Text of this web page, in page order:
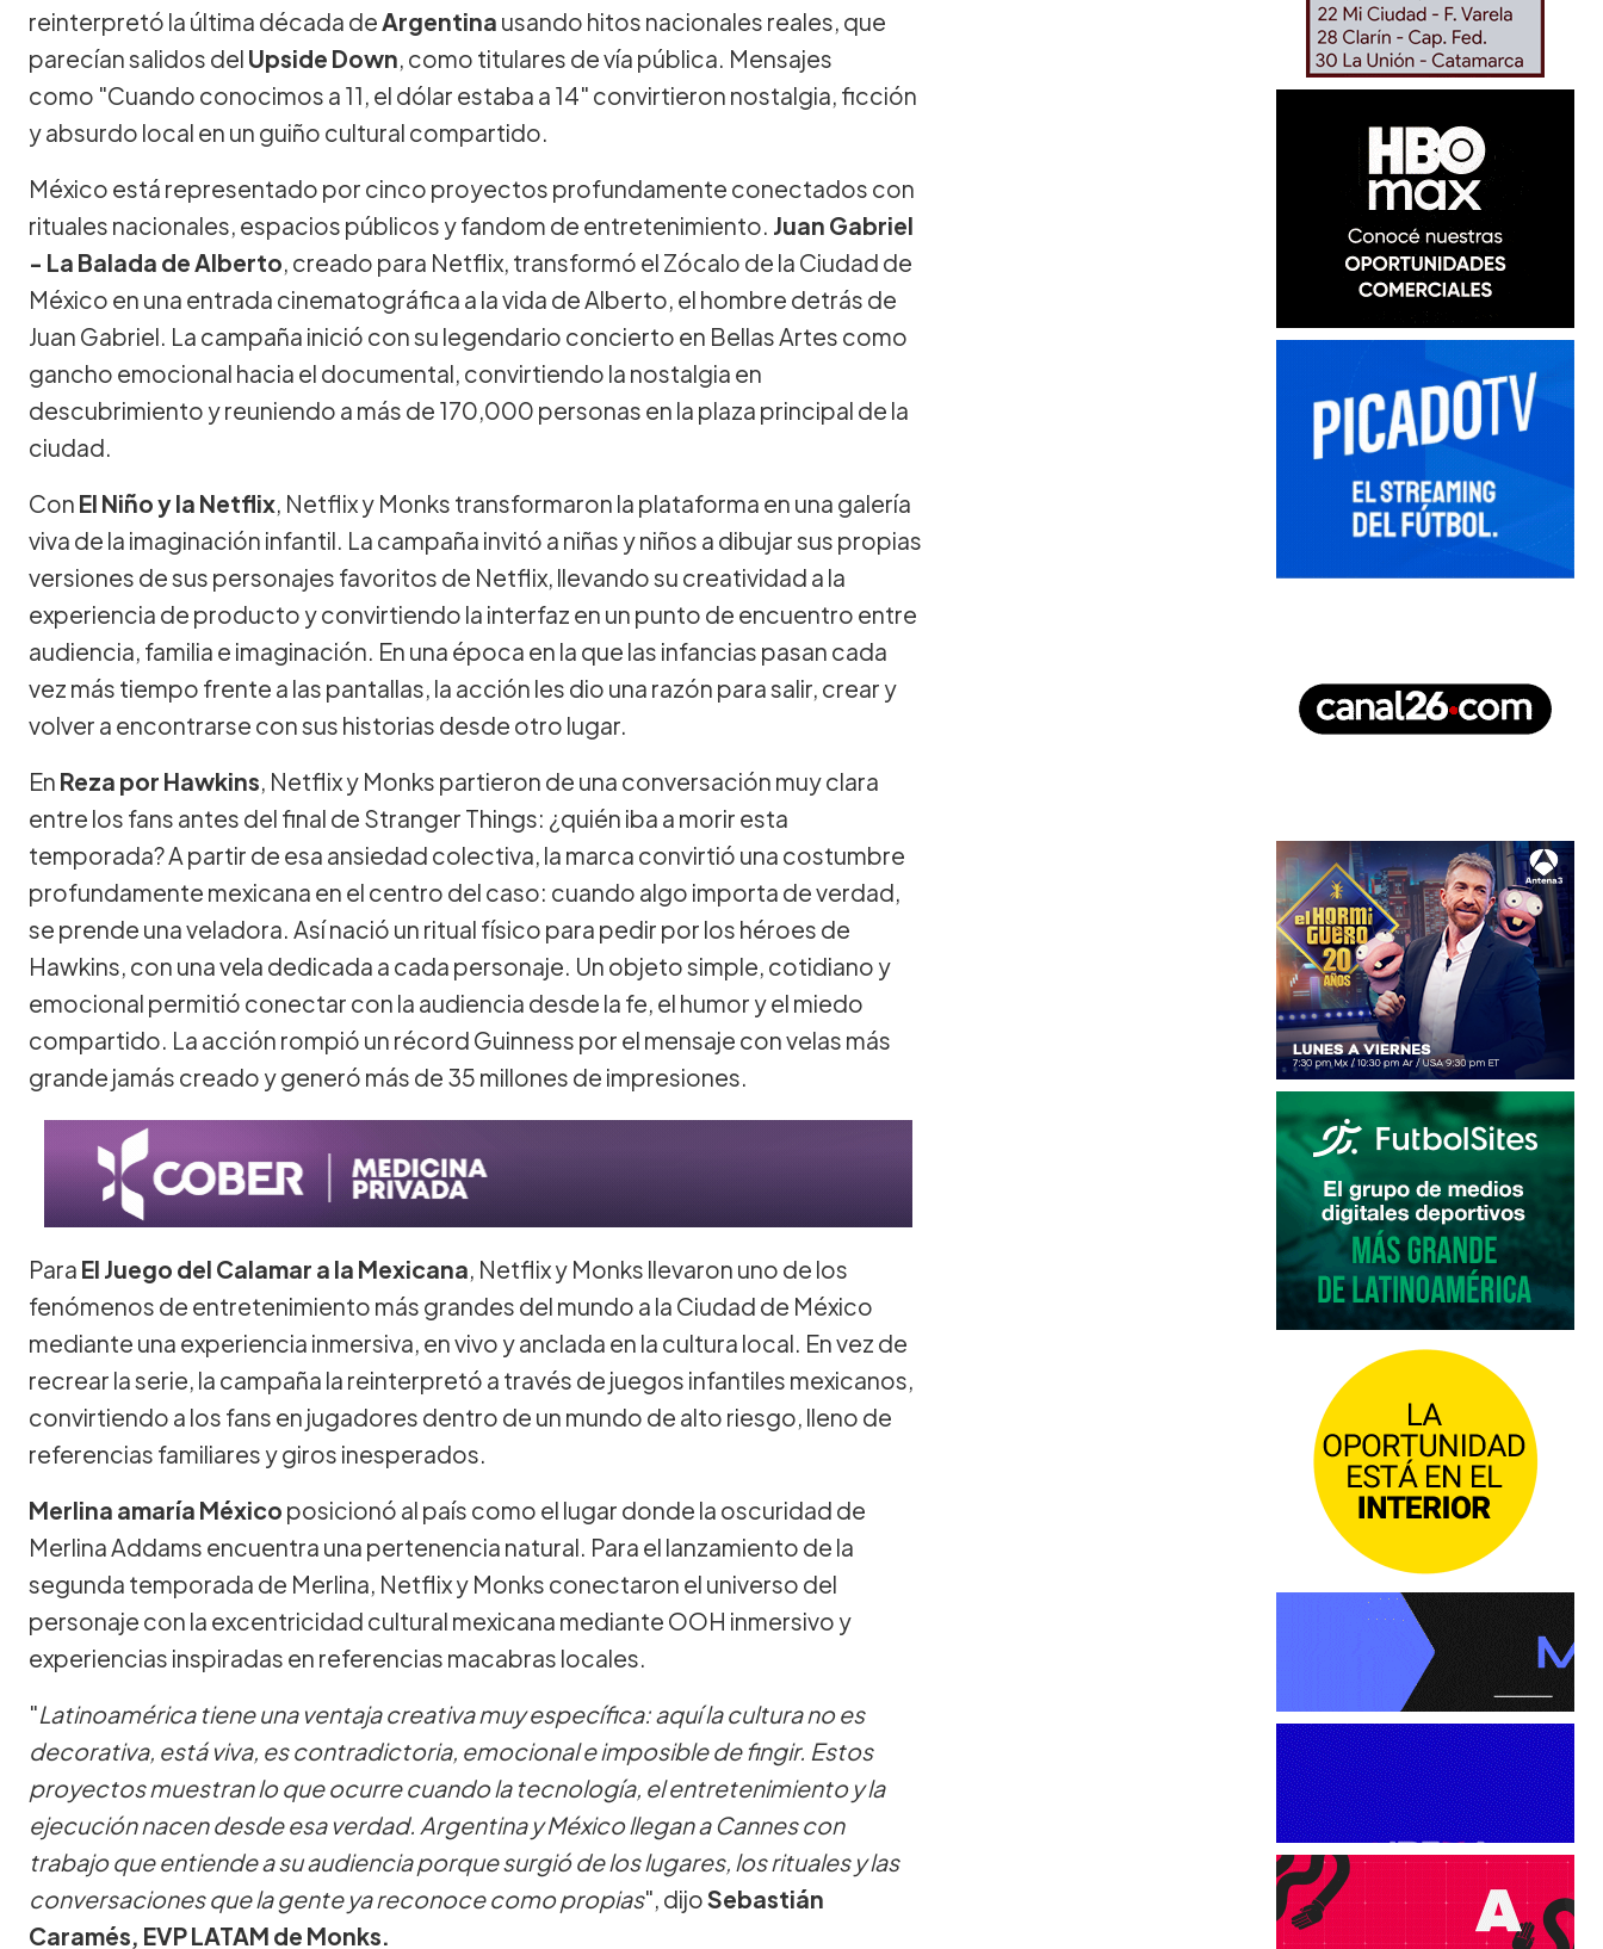
reinterpretó la última década de Argentina usando hitos nacionales reales, que
parecían salidos del Upside Down, como titulares de vía pública. Mensajes
como "Cuando conocimos a 11, el dólar estaba a 14" convirtieron nostalgia, ficción
y absurdo local en un guiño cultural compartido.
México está representado por cinco proyectos profundamente conectados con
rituales nacionales, espacios públicos y fandom de entretenimiento. Juan Gabriel
- La Balada de Alberto, creado para Netflix, transformó el Zócalo de la Ciudad de
México en una entrada cinematográfica a la vida de Alberto, el hombre detrás de
Juan Gabriel. La campaña inició con su legendario concierto en Bellas Artes como
gancho emocional hacia el documental, convirtiendo la nostalgia en
descubrimiento y reuniendo a más de 170,000 personas en la plaza principal de la
ciudad.
Con El Niño y la Netflix, Netflix y Monks transformaron la plataforma en una galería
viva de la imaginación infantil. La campaña invitó a niñas y niños a dibujar sus propias
versiones de sus personajes favoritos de Netflix, llevando su creatividad a la
experiencia de producto y convirtiendo la interfaz en un punto de encuentro entre
audiencia, familia e imaginación. En una época en la que las infancias pasan cada
vez más tiempo frente a las pantallas, la acción les dio una razón para salir, crear y
volver a encontrarse con sus historias desde otro lugar.
En Reza por Hawkins, Netflix y Monks partieron de una conversación muy clara
entre los fans antes del final de Stranger Things: ¿quién iba a morir esta
temporada? A partir de esa ansiedad colectiva, la marca convirtió una costumbre
profundamente mexicana en el centro del caso: cuando algo importa de verdad,
se prende una veladora. Así nació un ritual físico para pedir por los héroes de
Hawkins, con una vela dedicada a cada personaje. Un objeto simple, cotidiano y
emocional permitió conectar con la audiencia desde la fe, el humor y el miedo
compartido. La acción rompió un récord Guinness por el mensaje con velas más
grande jamás creado y generó más de 35 millones de impresiones.
Para El Juego del Calamar a la Mexicana, Netflix y Monks llevaron uno de los
fenómenos de entretenimiento más grandes del mundo a la Ciudad de México
mediante una experiencia inmersiva, en vivo y anclada en la cultura local. En vez de
recrear la serie, la campaña la reinterpretó a través de juegos infantiles mexicanos,
convirtiendo a los fans en jugadores dentro de un mundo de alto riesgo, lleno de
referencias familiares y giros inesperados.
Merlina amaría México posicionó al país como el lugar donde la oscuridad de
Merlina Addams encuentra una pertenencia natural. Para el lanzamiento de la
segunda temporada de Merlina, Netflix y Monks conectaron el universo del
personaje con la excentricidad cultural mexicana mediante OOH inmersivo y
experiencias inspiradas en referencias macabras locales.
"Latinoamérica tiene una ventaja creativa muy específica: aquí la cultura no es
decorativa, está viva, es contradictoria, emocional e imposible de fingir. Estos
proyectos muestran lo que ocurre cuando la tecnología, el entretenimiento y la
ejecución nacen desde esa verdad. Argentina y México llegan a Cannes con
trabajo que entiende a su audiencia porque surgió de los lugares, los rituales y las
conversaciones que la gente ya reconoce como propias", dijoSebastián
Caramés, EVP LATAM de Monks.